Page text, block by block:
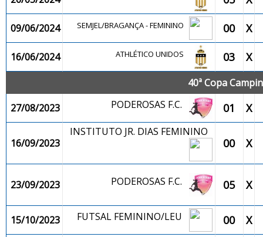
09/06/2024 SEMJEL/BRAGANÇA - FEMININO 00 X
16/06/2024 ATHLÉTICO UNIDOS 03 X
40ª Copa
27/08/2023
PODEROSAS F.C. 01 X
16/09/2023
INSTITUTO JR. DIAS FEMININO
00 X
23/09/2023 PODEROSAS F.C. 05 X
15/10/2023 FUTSAL FEMININO/LEU 00 X